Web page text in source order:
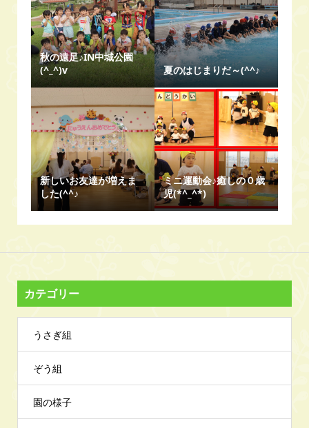
秋の遠足♪IN中城公園
(^_^)v
夏のはじまりだ～(^^♪
新しいお友達が増えま
した(^^♪
ミニ運動会♪癒しの０歳
児(*^_^*)
カテゴリー
うさぎ組
ぞう組
園の様子